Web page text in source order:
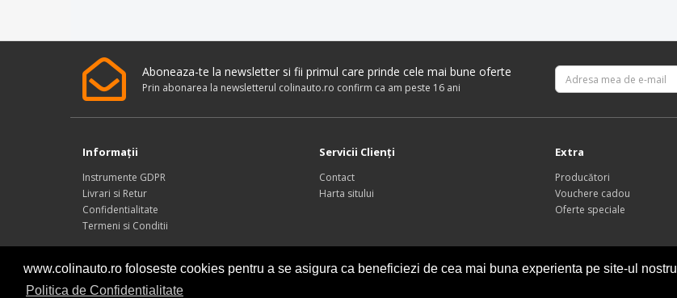
www.colinauto.ro foloseste cookies pentru a se asigura ca beneficiezi de cea mai buna experienta pe site-ul nostru
Politica de Confidentialitate
Aboneaza-te la newsletter si fii primul care prinde cele mai bune oferte
Prin abonarea la newsletterul colinauto.ro confirm ca am peste 16 ani
Informaţii
Instrumente GDPR
Livrari si Retur
Confidentialitate
Termeni si Conditii
Servicii Clienţi
Contact
Harta sitului
Extra
Producători
Vouchere cadou
Oferte speciale